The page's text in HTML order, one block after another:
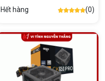
Hết hàng (0)